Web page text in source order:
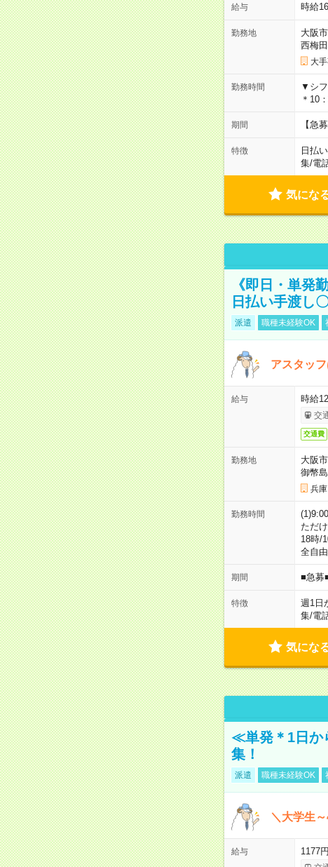
給与 時給
勤務地
大阪
西梅
大
勤務時間
▼シフ
＊10
期間 【急
特徴 日払
集/電
気にな
《即日・単発
日払い手渡し
派遣 職種未経験OK
アスタッ
給与 時給
交
交通費
勤務地
大阪
御幣
兵
勤務時間
ただ
18時/
全自
期間 ■急募
特徴 週1日
集/電
気にな
≪単発＊1日か
集！
派遣 職種未経験OK
＼大学生
給与 1177円